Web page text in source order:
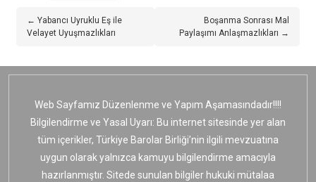
← Yabancı Uyruklu Eş ile
Velayet Uyuşmazlıkları
Boşanma Sonrası Mal
Paylaşımı Anlaşmazlıkları →
Web Sayfamız Düzenlenme ve Yapım Aşamasındadır!!!!
Bilgilendirme ve Yasal Uyarı: Bu internet sitesinde yer alan
tüm içerikler, Türkiye Barolar Birliği’nin ilgili mevzuatına
uygun olarak yalnızca kamuyu bilgilendirme amacıyla
hazırlanmıştır. Sitede sunulan bilgiler hukuki mütalaa